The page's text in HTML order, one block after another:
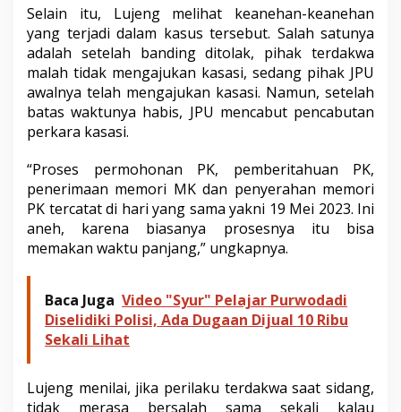
Selain itu, Lujeng melihat keanehan-keanehan
yang terjadi dalam kasus tersebut. Salah satunya
adalah setelah banding ditolak, pihak terdakwa
malah tidak mengajukan kasasi, sedang pihak JPU
awalnya telah mengajukan kasasi. Namun, setelah
batas waktunya habis, JPU mencabut pencabutan
perkara kasasi.
“Proses permohonan PK, pemberitahuan PK,
penerimaan memori MK dan penyerahan memori
PK tercatat di hari yang sama yakni 19 Mei 2023. Ini
aneh, karena biasanya prosesnya itu bisa
memakan waktu panjang,” ungkapnya.
Baca Juga Video "Syur" Pelajar Purwodadi
Diselidiki Polisi, Ada Dugaan Dijual 10 Ribu
Sekali Lihat
Lujeng menilai, jika perilaku terdakwa saat sidang,
tidak merasa bersalah sama sekali kalau